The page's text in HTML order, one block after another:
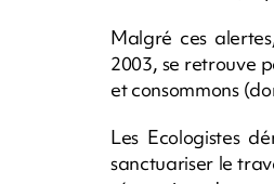
Malgré ces
2003, se retrouve
et consommons
Les Ecologistes
sanctuariser le